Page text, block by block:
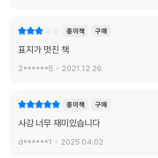
종이책 구매
표지가 멋진 책
2******5 2021.12.26.
종이책 구매
사강 너무 재미있습니다
d******1 2025.04.02.